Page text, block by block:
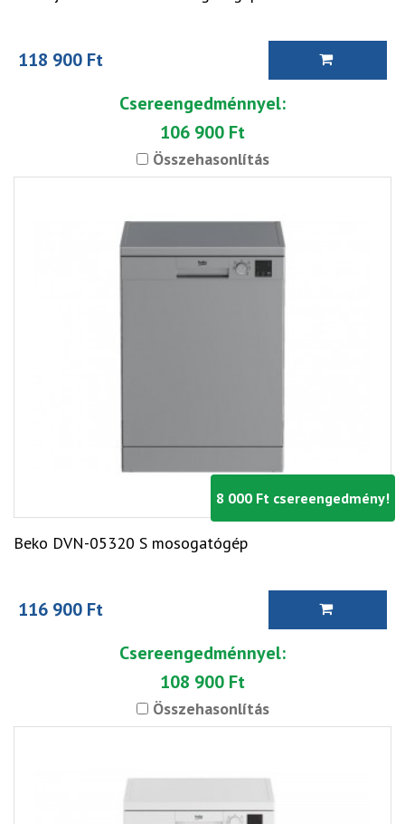
118 900 Ft
Csereengedménnyel:
106 900 Ft
Összehasonlítás
8 000 Ft csereengedmény!
Beko DVN-05320 S mosogatógép
116 900 Ft
Csereengedménnyel:
108 900 Ft
Összehasonlítás